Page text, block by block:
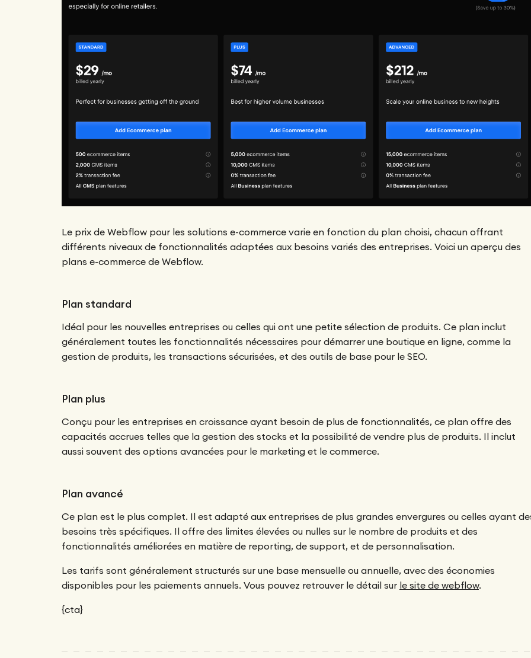
Le prix de Webflow pour les solutions e-commerce varie en fonction du plan choisi, chacun offrant
différents niveaux de fonctionnalités adaptées aux besoins variés des entreprises. Voici un aperçu des
plans e-commerce de Webflow.
Plan standard
Idéal pour les nouvelles entreprises ou celles qui ont une petite sélection de produits. Ce plan inclut
généralement toutes les fonctionnalités nécessaires pour démarrer une boutique en ligne, comme la
gestion de produits, les transactions sécurisées, et des outils de base pour le SEO.
Plan plus
Conçu pour les entreprises en croissance ayant besoin de plus de fonctionnalités, ce plan offre des
capacités accrues telles que la gestion des stocks et la possibilité de vendre plus de produits. Il inclut
aussi souvent des options avancées pour le marketing et le commerce.
Plan avancé
Ce plan est le plus complet. Il est adapté aux entreprises de plus grandes envergures ou celles ayant
besoins très spécifiques. Il offre des limites élevées ou nulles sur le nombre de produits et des
fonctionnalités améliorées en matière de reporting, de support, et de personnalisation.
Les tarifs sont généralement structurés sur une base mensuelle ou annuelle, avec des économies
disponibles pour les paiements annuels. Vous pouvez retrouver le détail sur le site de webflow.
{cta}